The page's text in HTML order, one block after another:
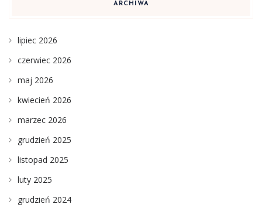
ARCHIWA
lipiec 2026
czerwiec 2026
maj 2026
kwiecień 2026
marzec 2026
grudzień 2025
listopad 2025
luty 2025
grudzień 2024